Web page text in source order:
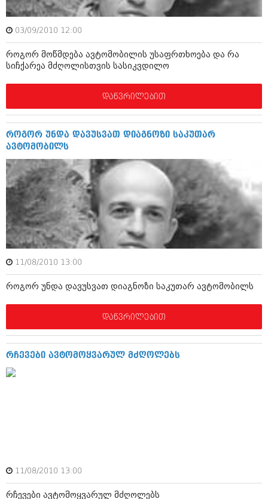
ინტერვიუები
ამბები
საზოგადოება
მოდი, ვილაპარაკოთ
მოდა + დიზაინი
რელიგია
მედიცინა
სპორტი
კადრს მიღმა
კულინარია
ავტორჩევები
ბელადები
გვარები
თემიდას სასწორი
სახალისო ამბები
საზოგადოება
მოდი, ვილაპარაკოთ
მოდა + დიზაინი
სპორტი
კადრს მიღმა
კულინარია
ავტორჩევები
ბელადები
ბიზნესსიახლეები
გვარები
თემიდას სასწორი
კალეიდოსკოპი
ჰოროსკოპი და შეუცნობელი
დაიჯესტი
ქალი და მამაკაცი
03/09/2010 12:00
როგორ მოწმდება ავტომობილის უსაფრთხოება და რა
სიჩქარეა მძღოლისთვის სასიკვდილო
დაწვრილებით
როგორ უნდა დავუსვათ დიაგნოზი საკუთარ
ავტომობილს
11/08/2010 13:00
როგორ უნდა დავუსვათ დიაგნოზი საკუთარ ავტომობილს
დაწვრილებით
რჩევები ავტომოყვარულ მძღოლებს
11/08/2010 13:00
რჩევები ავტომოყვარულ მძღოლებს